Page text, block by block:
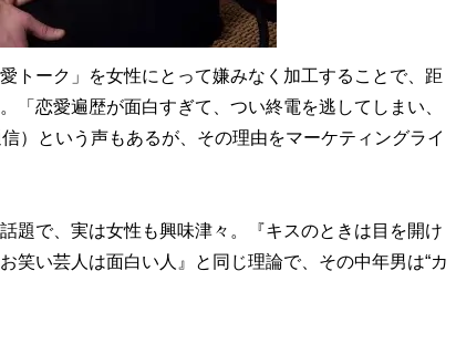
トーク」を女性にとって嫌みなく加工することで、距
「恋愛遍歴が面白すぎて、つい終電を逃してしまい、
）という声もあるが、その理由をマーケティングライ
題で、実は女性も興味津々。『キスのときは目を開け
笑い芸人は面白い人』と同じ理論で、その中年男は“カ